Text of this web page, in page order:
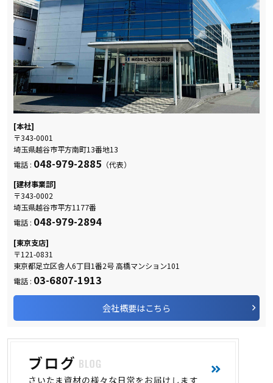
[本社]
〒343-0001
埼玉県越谷市平方南町13番地13
電話 : 048-979-2885 （代表）
[建材事業部]
〒343-0002
埼玉県越谷市平方1177番
電話 : 048-979-2894
[東京支店]
〒121-0831
東京都足立区舎人6丁目1番2号 高橋マンション101
電話 : 03-6807-1913
会社概要はこちら